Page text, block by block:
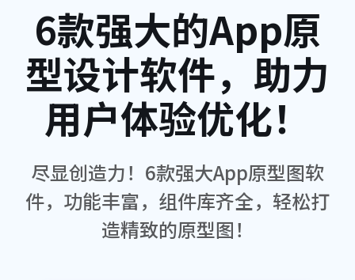
6款强大的App原
型设计软件，助力
用户体验优化！
尽显创造力！6款强大App原型图软
件，功能丰富，组件库齐全，轻松打
造精致的原型图！